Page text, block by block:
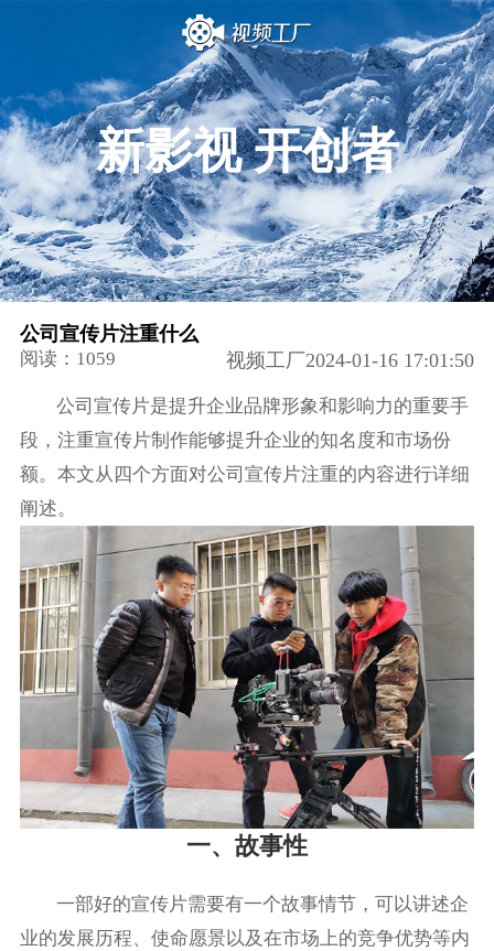
新影视 开创者
公司宣传片注重什么
阅读：1059 视频工厂2024-01-16 17:01:50
公司宣传片是提升企业品牌形象和影响力的重要手
段，注重宣传片制作能够提升企业的知名度和市场份
额。本文从四个方面对公司宣传片注重的内容进行详细
阐述。
一、故事性
一部好的宣传片需要有一个故事情节，可以讲述企
业的发展历程、使命愿景以及在市场上的竞争优势等内